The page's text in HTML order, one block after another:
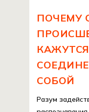
ПОЧЕМУ
КАЖУТСЯ
СОБОЙ
Разум